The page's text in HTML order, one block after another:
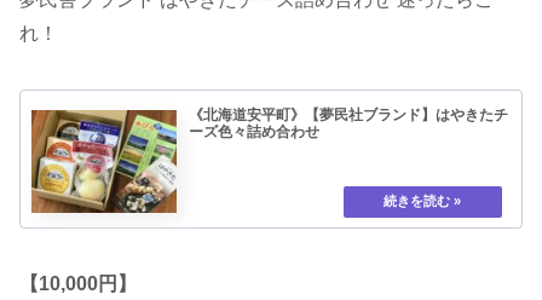
れ！
《北海道安平町》【夢民社ブランド】はやきたチ
ーズ色々詰め合わせ
【10,000円】